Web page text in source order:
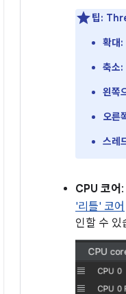
팁:
확대:
축소:
왼쪽
오른
스레
CPU 코어
'리틀' 코어
인할 수 있